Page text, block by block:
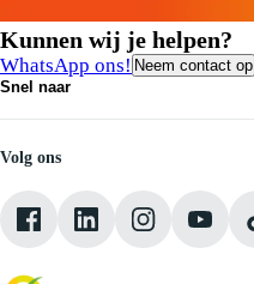
Kunnen wij je helpen?
WhatsApp ons! Neem contact op
Snel naar
Medewerkers
Onze servicebeloften
Pechhulp
Klantbeoordelingen
Verkoopvoorwaarden
Volg ons